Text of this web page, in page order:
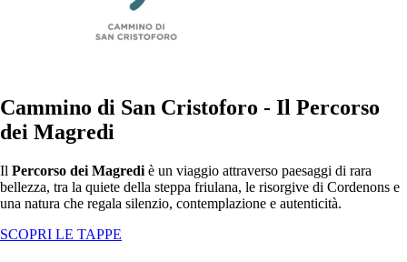
Cammino di San Cristoforo - Il Percorso
dei Magredi
Il Percorso dei Magredi è un viaggio attraverso paesaggi di rara
bellezza, tra la quiete della steppa friulana, le risorgive di Cordenons e
una natura che regala silenzio, contemplazione e autenticità.
SCOPRI LE TAPPE